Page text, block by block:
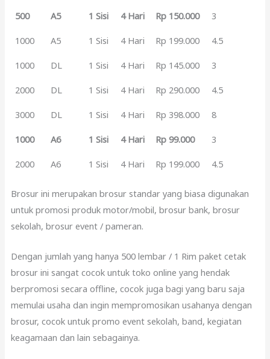
500 A5 1 Sisi 4 Hari Rp 150.000 3
1000 A5 1 Sisi 4 Hari Rp 199.000 4.5
1000 DL 1 Sisi 4 Hari Rp 145.000 3
2000 DL 1 Sisi 4 Hari Rp 290.000 4.5
3000 DL 1 Sisi 4 Hari Rp 398.000 8
1000 A6 1 Sisi 4 Hari Rp 99.000 3
2000 A6 1 Sisi 4 Hari Rp 199.000 4.5
Brosur ini merupakan brosur standar yang biasa digunakan
untuk promosi produk motor/mobil, brosur bank, brosur
sekolah, brosur event / pameran.
Dengan jumlah yang hanya 500 lembar / 1 Rim paket cetak
brosur ini sangat cocok untuk toko online yang hendak
berpromosi secara offline, cocok juga bagi yang baru saja
memulai usaha dan ingin mempromosikan usahanya dengan
brosur, cocok untuk promo event sekolah, band, kegiatan
keagamaan dan lain sebagainya.